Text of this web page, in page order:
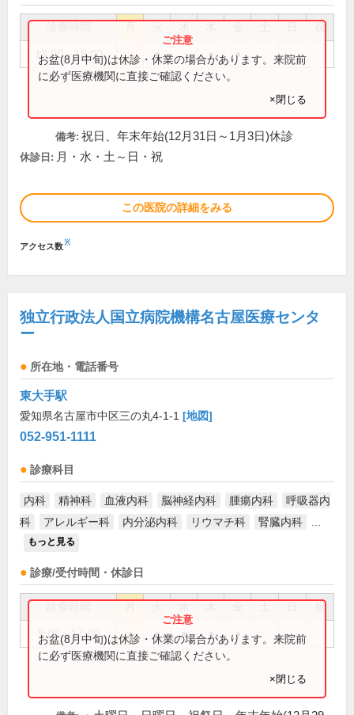
祝
13:00～15:00 ● ● ●
お盆(8月中旬)は休診・休業の場合があります。来院前
に必ず医療機関に直接ご確認ください。
×閉じる
備考: 祝日、年末年始(12月31日～1月3日)休診
休診日: 月・水・土～日・祝
この医院の詳細をみる
アクセス数※
独立行政法人国立病院機構名古屋医療センタ
ー
所在地・電話番号
東大手駅
愛知県名古屋市中区三の丸4-1-1 [地図]
052-951-1111
診療科目
内科 精神科 血液内科 脳神経内科 腫瘍内科
呼吸器内
科
アレルギー科 内分泌内科 リウマチ科 腎臓内科
もっと見る
診療/受付時間・休診日
祝
9:00～17:00 ● ● ● ● ●
お盆(8月中旬)は休診・休業の場合があります。来院前
に必ず医療機関に直接ご確認ください。
×閉じる